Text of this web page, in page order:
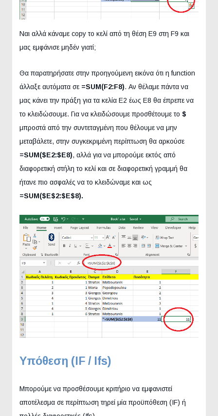
Ναι αλλά κάναμε copy το κελί από τη θέση E9 στη F9 και
μας εμφάνισε μηδέν γιατί;
Θα παρατηρήσατε στην προηγούμενη εικόνα ότι η function
άλλαξε αυτόματα σε =SUM(F2:F8). Αν θέλαμε πάντα να
μας κάνει την πράξη για τα κελία E2 έως E8 θα έπρεπε να
το κλειδώσουμε. Για να κλειδώσουμε προσθέτουμε το $
μπροστά από την συντεταγμένη που θέλουμε να μην
μεταβάλετε, στην συγκεκριμένη περίπτωση θα αρκούσε
=SUM($E2:$E8), αλλά για να μπορούμε εκτός από
διαφορετική στήλη το κελί και σε διαφορετική γραμμή θα
ήτανε πιο ασφαλές να το κλειδώναμε και ως
=SUM($E$2:$E$8).
Υπόθεση (ΙF / Ifs)
Μπορούμε να προσθέσουμε κριτήριο να εμφανιστεί
αποτέλεσμα σε περίπτωση τηρεί μία προϋπόθεση (IF) ή